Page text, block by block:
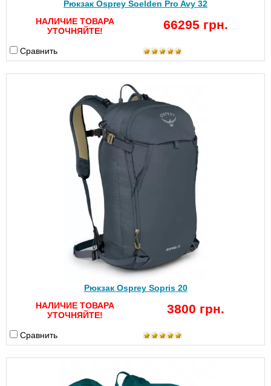
Рюкзак Osprey Soelden Pro Avy 32
НАЛИЧИЕ ТОВАРА
УТОЧНЯЙТЕ!
66295 грн.
Сравнить
Рюкзак Osprey Sopris 20
НАЛИЧИЕ ТОВАРА
УТОЧНЯЙТЕ!
3800 грн.
Сравнить